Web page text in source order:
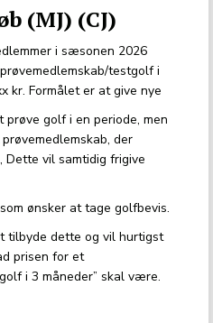
(MJ) (CJ)
i sæsonen 2026
testgolf i
kr. Formålet er at give nye
prøve golf i en periode, men
der
vil samtidig frigive
ønsker at tage golfbevis.
tilbyde dette og vil hurtigst
prisen for et
i 3 måneder” skal være.